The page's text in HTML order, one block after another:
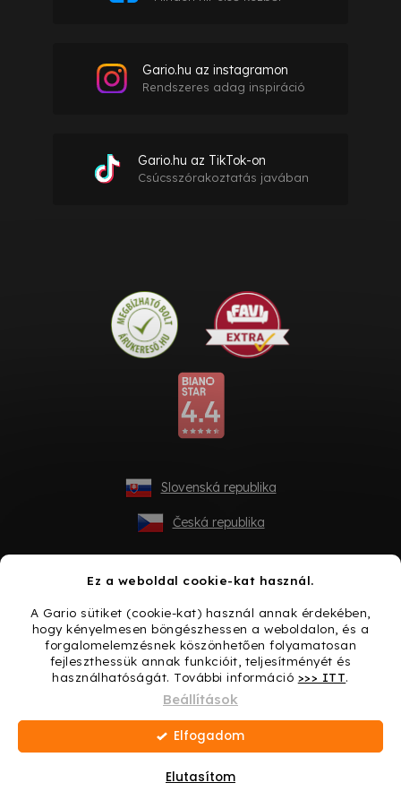
Ez a weboldal cookie-kat használ.
A Gario sütiket (cookie-kat) használ annak érdekében,
hogy kényelmesen böngészhessen a weboldalon, és a
forgalomelemzésnek köszönhetően folyamatosan
fejleszthessük annak funkcióit, teljesítményét és
használhatóságát. További információ >>> ITT.
Beállítások
Elutasítom
Elfogadom
Ajándék minden vásárláshoz → Lepje meg magát még
Gario.hu az instagramon
Rendszeres adag inspiráció
Gario.hu az TikTok-on
Csúcsszórakoztatás javában
Slovenská republika
Česká republika
Shoptet készítette
Copyright 2026Gario.hu. Minden jog fenntartva.Süti
beállítások szerkesztése